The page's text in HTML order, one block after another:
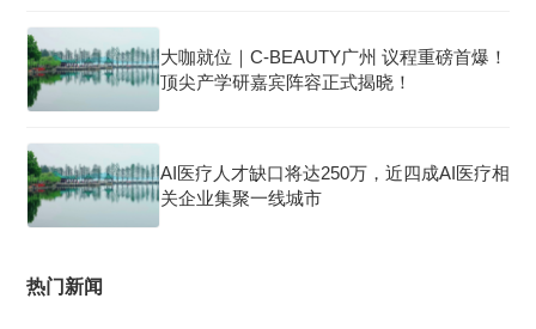
大咖就位｜C-BEAUTY广州 议程重磅首爆！
顶尖产学研嘉宾阵容正式揭晓！
AI医疗人才缺口将达250万，近四成AI医疗相
关企业集聚一线城市
热门新闻